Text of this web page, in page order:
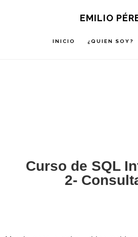
EMILIO
INICIO ¿QUIEN SOY?
Curso de SQL
2-